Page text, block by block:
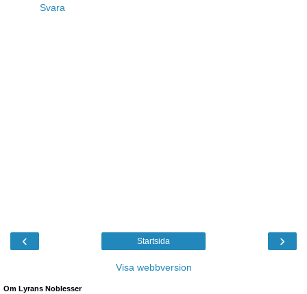
Svara
‹ ›
Startsida
Visa webbversion
Om Lyrans Noblesser